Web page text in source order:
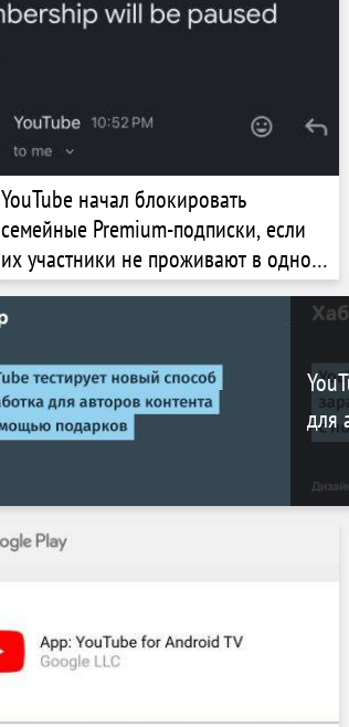
YouTube начал блокировать
семейные Premium-подписки, если
их участники не проживают в одном
доме
для